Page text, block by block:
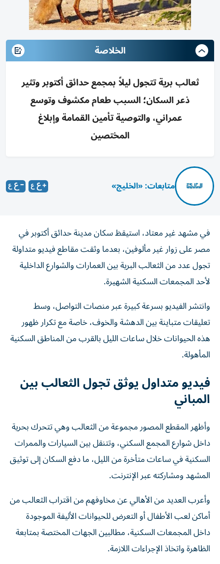
الخلاصة
ثعالب برية تتجول ليلاً بمجمع حدائق أكتوبر وتثير
ذعر السكان؛ السبب طعام مكشوف وتوسع
عمراني، والتوصية تأمين القمامة وإبلاغ
المختصين
متابعات: «الخليج»
في مشهد غير معتاد، استيقظ سكان مدينة حدائق أكتوبر في
مصر على زوار غير مألوفين، بعدما وثقت مقاطع فيديو متداولة
تجول عدد من الثعالب البرية بين العمارات والشوارع الداخلية
لأحد المجمعات السكنية الشهيرة.
وانتشر الفيديو بسرعة كبيرة عبر منصات التواصل، وسط
تعليقات متباينة بين الدهشة والخوف، خاصة مع تكرار ظهور
هذه الحيوانات خلال ساعات الليل بالقرب من المناطق السكنية
المأهولة.
فيديو متداول يوثق تجول الثعالب بين
المباني
وأظهر المقطع المصور مجموعة من الثعالب وهي تتحرك بحرية
داخل شوارع المجمع السكني، وتتنقل بين السيارات والممرات
السكنية في ساعات متأخرة من الليل، ما دفع السكان إلى توثيق
المشهد ومشاركته عبر الإنترنت.
وأعرب العديد من الأهالي عن مخاوفهم من اقتراب الثعالب من
أماكن لعب الأطفال أو التعرض للحيوانات الأليفة الموجودة
داخل المجمعات السكنية، مطالبين الجهات المختصة بمتابعة
الظاهرة واتخاذ الإجراءات اللازمة.